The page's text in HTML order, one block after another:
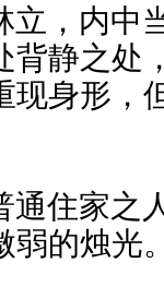
，内中
背静之处
现身形，
住家之
弱的烛光